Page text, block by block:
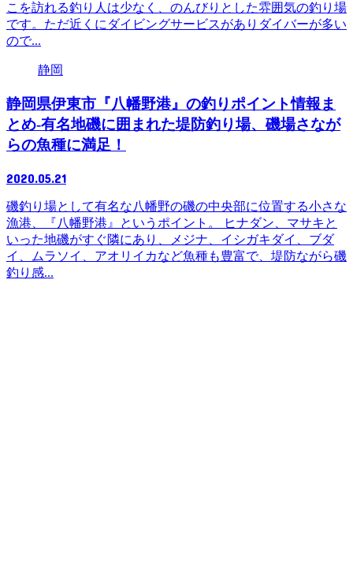
こを訪れる釣り人は少なく、のんびりとした雰囲気の釣り場
です。ただ近くにダイビングサービスがありダイバーが多い
ので...
静岡
静岡県伊東市『八幡野港』の釣りポイント情報ま
とめ-有名地磯に囲まれた堤防釣り場、磯場さなが
らの魚種に満足！
2020.05.21
磯釣り場として有名な八幡野の磯の中央部に位置する小さな
漁港、『八幡野港』というポイント。 ヒナダン、マサキと
いった地磯がすぐ隣にあり、メジナ、イシガキダイ、ブダ
イ、ムラソイ、アオリイカなど魚種も豊富で、堤防ながら磯
釣り感...